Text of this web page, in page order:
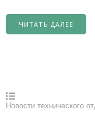
ЧИТАТЬ ДАЛЕЕ
Новости технического